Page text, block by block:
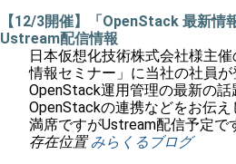
【12/3開催】「OpenStack 最新情
Ustream配信情報
日本仮想化技術株式会社様主
情報セミナー」に当社の社員が
OpenStack運用管理の最新の話
OpenStackの連携などをお伝
満席ですがUstream配信予定で
存在位置 みらくるブログ